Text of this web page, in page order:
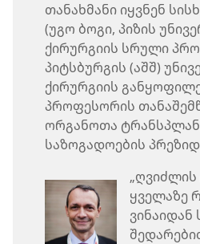
თანახმანი იყვნენ
(უგო ბოგი, პიზის
ქირურგიის სრული
პიტსბურგის (აშშ)
ქირურგიის
პროფესორის
ორგანოთა
საზოგადოების
ყველაზე
ვინაიდან